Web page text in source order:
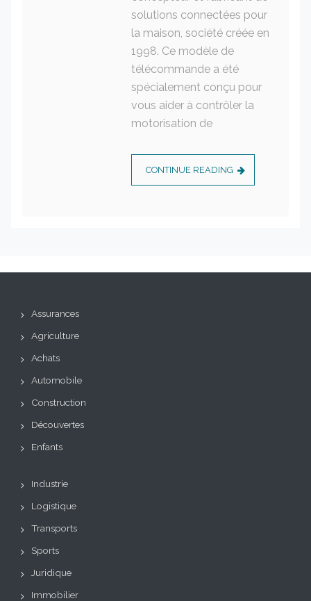
solutions connectées pour
la maison, société créée en
1998. Ce modèle de
télécommande a été
spécialement conçu pour
vous aider à contrôler la
motorisation de
CONTINUE READING
Assurances
Agriculture
Achats
Automobile
Construction
Découvertes
Enfants
Industrie
Logistique
Transports
Sports
Juridique
Immobilier